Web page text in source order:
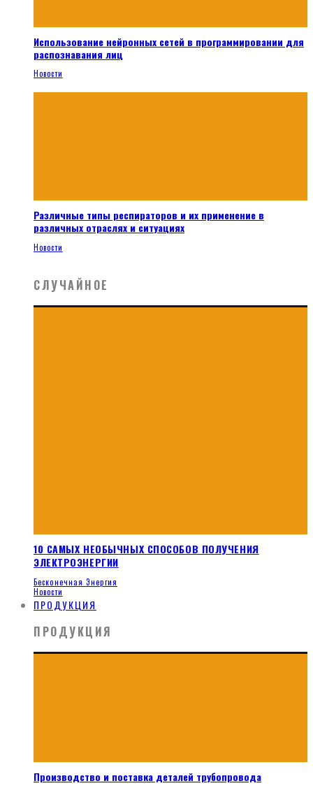
Использование нейронных сетей в программировании для
распознавания лиц
Новости
Различные типы респираторов и их применение в
различных отраслях и ситуациях
Новости
СЛУЧАЙНОЕ
10 САМЫХ НЕОБЫЧНЫХ СПОСОБОВ ПОЛУЧЕНИЯ
ЭЛЕКТРОЭНЕРГИИ
Бесконечная Энергия
Новости
ПРОДУКЦИЯ
ПРОДУКЦИЯ
Производство и поставка деталей трубопровода